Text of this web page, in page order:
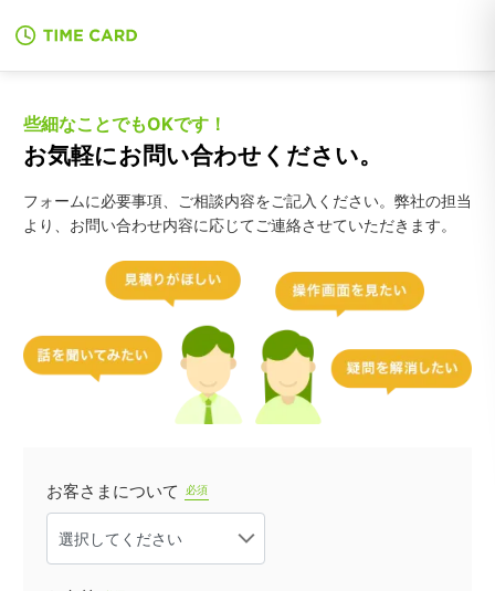
些細なことでもOKです！
お気軽にお問い合わせください。
フォームに必要事項、ご相談内容をご記入ください。弊社の担当
より、お問い合わせ内容に応じてご連絡させていただきます。
お客さまについて 必須